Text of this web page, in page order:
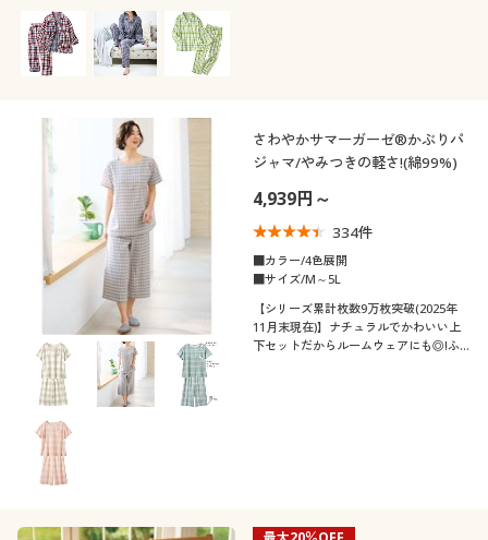
さわやかサマーガーゼ®かぶりパ
ジャマ/やみつきの軽さ!(綿99%)
4,939円～
334件
■カラー/4色展開
■サイズ/M～5L
【シリーズ累計枚数9万枚突破(2025年
11月末現在)】ナチュラルでかわいい上
下セットだからルームウェアにも◎!ふ